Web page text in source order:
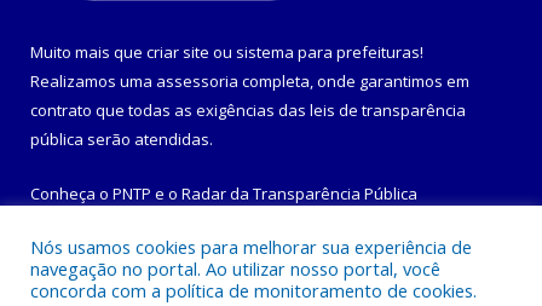
Muito mais que criar site ou sistema para prefeituras!
Realizamos uma assessoria completa, onde garantimos em
contrato que todas as exigências das leis de transparência
pública serão atendidas.
Conheça o PNTP e o Radar da Transparência Pública
Nós usamos cookies para melhorar sua experiência de
navegação no portal. Ao utilizar nosso portal, você
concorda com a política de monitoramento de cookies.